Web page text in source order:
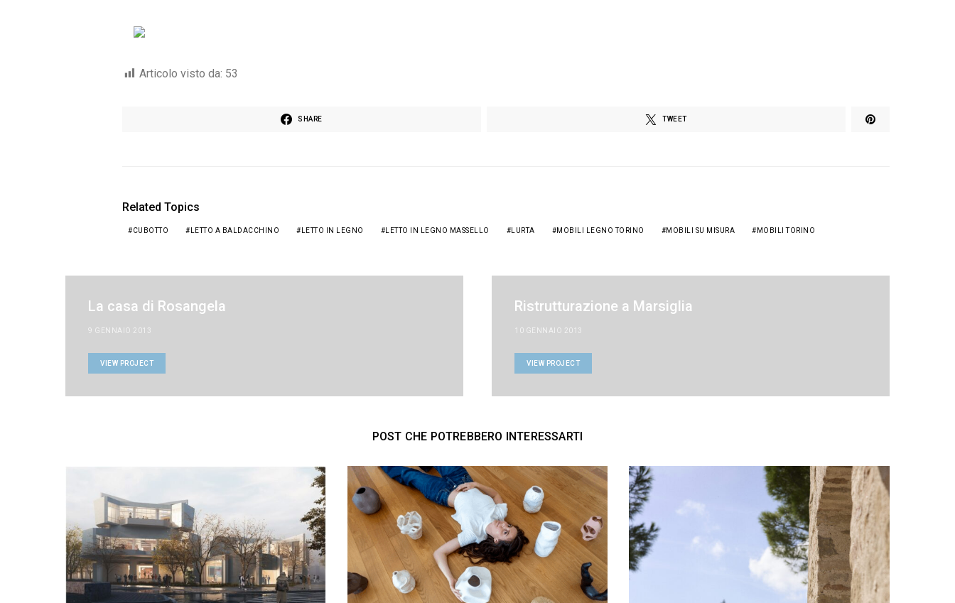
Articolo visto da: 53
SHARE TWEET
Related Topics
CUBOTTO LETTO A BALDACCHINO LETTO IN LEGNO LETTO IN LEGNO MASSELLO LURTA MOBILI LEGNO TORINO MOBILI SU MISURA MOBILI TORINO
La casa di Rosangela
9 GENNAIO 2013
VIEW PROJECT
Ristrutturazione a Marsiglia
10 GENNAIO 2013
VIEW PROJECT
POST CHE POTREBBERO INTERESSARTI